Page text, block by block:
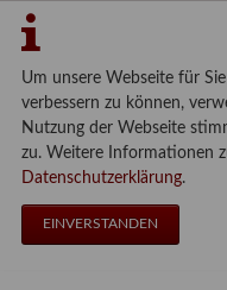
Um unsere Webseite für
verbessern zu können,
Nutzung der Webseite
zu. Weitere Informationen
Datenschutzerklärung.
EINVERSTANDEN